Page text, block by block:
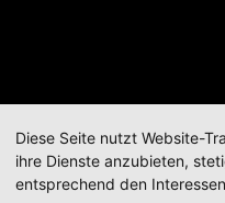
Diese Seite nutzt Website-
ihre Dienste anzubieten,
entsprechend den